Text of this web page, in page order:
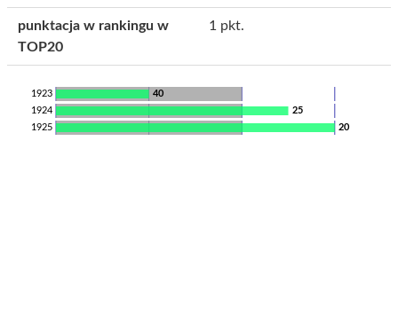
punktacja w rankingu w
TOP20
1 pkt.
40
1923
25
1924
20
1925